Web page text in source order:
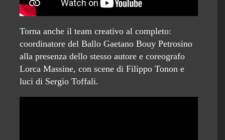
Torna anche il team creativo al completo:
coordinatore del Ballo Gaetano Bouy Petrosino
alla presenza dello stesso autore e coreografo
Lorca Massine, con scene di Filippo Tonon e
luci di Sergio Toffali.